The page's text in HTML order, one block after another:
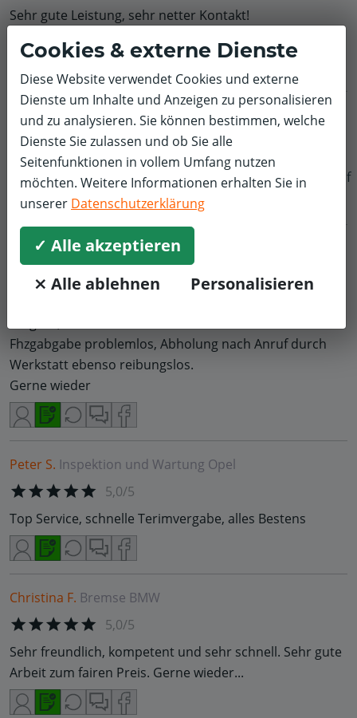
Sehr gute Leistung, sehr netter Kontakt!
Jürgen M.Räder, Reifen & Felgen BMW
5,0/5
Pünktlich und gut gearbeitet..gerne wieder
Christine D. Haupt- und Abgasuntersuchung
5,0/5
Fhzgabgabe problemlos, Abholung nach Anruf durch
Werkstatt ebenso reibungslos.
Gerne wieder
Peter S. Inspektion und Wartung Opel
5,0/5
Top Service, schnelle Terimvergabe, alles Bestens
Christina F. Bremse BMW
5,0/5
Sehr freundlich, kompetent und sehr schnell. Sehr gute
Arbeit zum fairen Preis. Gerne wieder...
Cookies & externe Dienste
Diese Website verwendet Cookies und externe
Dienste um Inhalte und Anzeigen zu personalisieren
und zu analysieren. Sie können bestimmen, welche
Dienste Sie zulassen und ob Sie alle
Seitenfunktionen in vollem Umfang nutzen
möchten. Weitere Informationen erhalten Sie in
unserer Datenschutzerklärung
✓ Alle akzeptieren
⨯ Alle ablehnen
Personalisieren
f